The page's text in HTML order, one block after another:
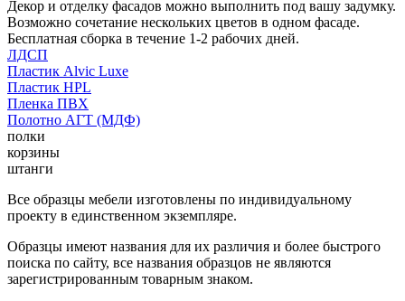
Декор и отделку фасадов можно выполнить под вашу задумку.
Возможно сочетание нескольких цветов в одном фасаде.
Бесплатная сборка в течение 1-2 рабочих дней.
ЛДСП
Пластик Alvic Luxe
Пластик HPL
Пленка ПВХ
Полотно АГТ (МДФ)
полки
корзины
штанги
Все образцы мебели изготовлены по индивидуальному
проекту в единственном экземпляре.
Образцы имеют названия для их различия и более быстрого
поиска по сайту, все названия образцов не являются
зарегистрированным товарным знаком.